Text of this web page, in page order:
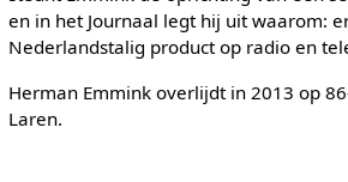
en in het Journaal legt hij uit waarom:
Nederlandstalig product op radio en
Herman Emmink overlijdt in 2013 op
Laren.